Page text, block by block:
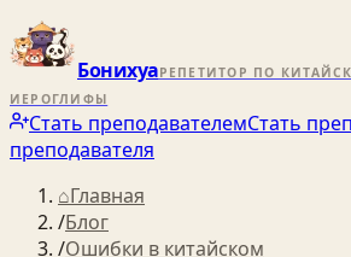
БонихуаРЕПЕТИТОР ПО
ИЕРОГЛИФЫ
Стать преподавателемСтать
преподавателя
⌂Главная
/Блог
/Ошибки в китайском